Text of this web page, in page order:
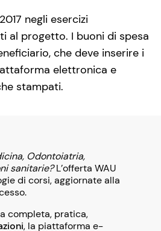
negli esercizi
al progetto. I buoni di spesa
che deve inserire i
elettronica e
stampati.
Odontoiatria,
sanitarie?L’offerta WAU
di corsi, aggiornate alla
completa, pratica,
, la piattaforma e-